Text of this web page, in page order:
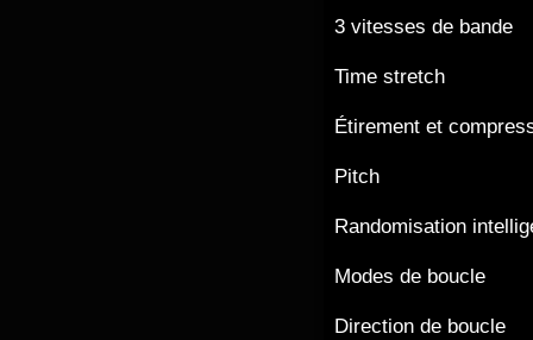
3 vitesses de bande
Time stretch
Étirement et
Pitch
Randomisation
Modes de boucle
Direction de boucle